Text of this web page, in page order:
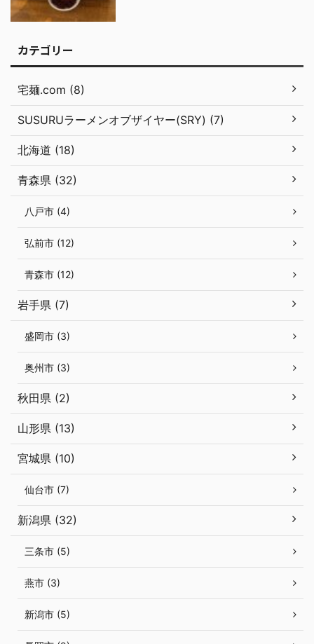
カテゴリー
宅麺.com (8)
SUSURUラーメンオブザイヤー(SRY) (7)
北海道 (18)
青森県 (32)
八戸市 (4)
弘前市 (12)
青森市 (12)
岩手県 (7)
盛岡市 (3)
奥州市 (3)
秋田県 (2)
山形県 (13)
宮城県 (10)
仙台市 (7)
新潟県 (32)
三条市 (5)
燕市 (3)
新潟市 (5)